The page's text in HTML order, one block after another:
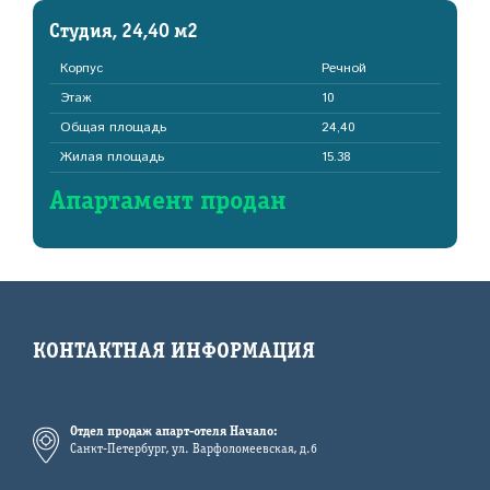
Студия, 24,40 м2
Корпус
Речной
Этаж
10
Общая площадь
24,40
Жилая площадь
15.38
Апартамент продан
КОНТАКТНАЯ ИНФОРМАЦИЯ
Отдел продаж апарт-отеля Начало:
Санкт-Петербург, ул. Варфоломеевская, д.6